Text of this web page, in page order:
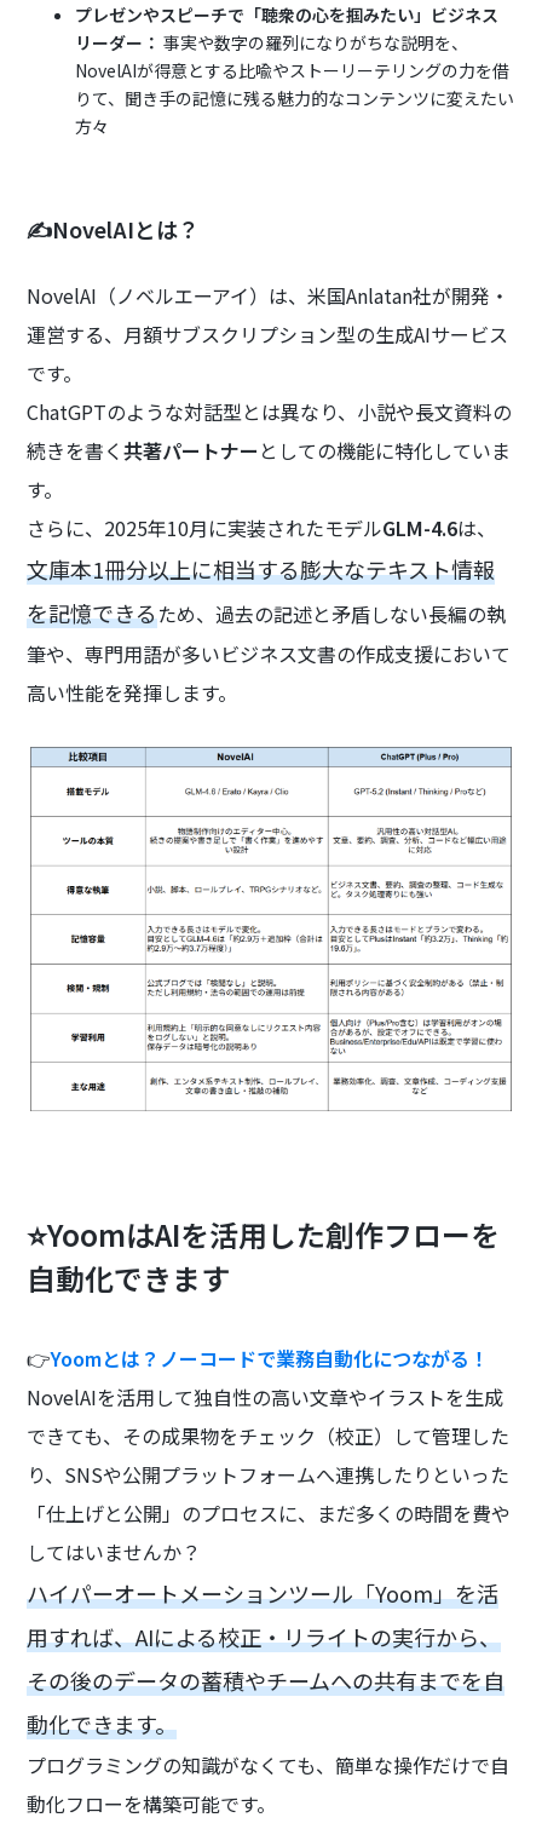
プレゼンやスピーチで「聴衆の心を掴みたい」ビジネス
リーダー： 事実や数字の羅列になりがちな説明を、
NovelAIが得意とする比喩やストーリーテリングの力を借
りて、聞き手の記憶に残る魅力的なコンテンツに変えたい
方々
✍️NovelAIとは？
NovelAI（ノベルエーアイ）は、米国Anlatan社が開発・
運営する、月額サブスクリプション型の生成AIサービス
です。
ChatGPTのような対話型とは異なり、小説や長文資料の
続きを書く共著パートナー としての機能に特化していま
す。
さらに、2025年10月に実装されたモデルGLM-4.6は、
文庫本1冊分以上に相当する膨大なテキスト情報
を記憶できるため、過去の記述と矛盾しない長編の執
筆や、専門用語が多いビジネス文書の作成支援において
高い性能を発揮します。
⭐YoomはAIを活用した創作フローを
自動化できます
👉Yoomとは？ノーコードで業務自動化につながる！
NovelAIを活用して独自性の高い文章やイラストを生成
できても、その成果物をチェック（校正）して管理した
り、SNSや公開プラットフォームへ連携したりといった
「仕上げと公開」のプロセスに、まだ多くの時間を費や
してはいませんか？
ハイパーオートメーションツール「Yoom」を活
用すれば、AIによる校正・リライトの実行から、
その後のデータの蓄積やチームへの共有までを自
動化できます。
プログラミングの知識がなくても、簡単な操作だけで自
動化フローを構築可能です。